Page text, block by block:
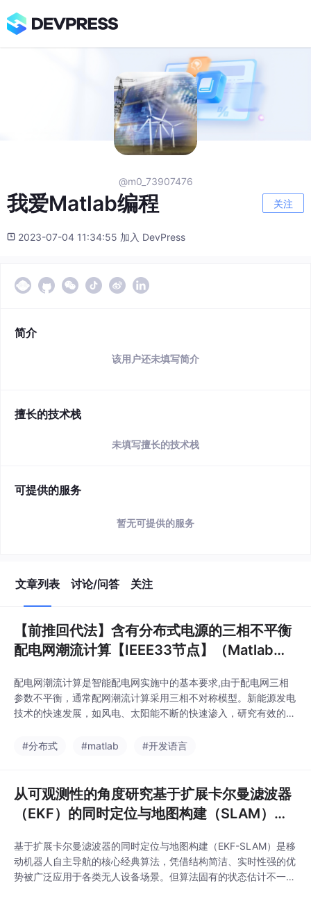
@m0_73907476
我爱Matlab编程 关注
2023-07-04 11:34:55 加入 DevPress
简介
该用户还未填写简介
擅长的技术栈
未填写擅长的技术栈
可提供的服务
暂无可提供的服务
文章列表 讨论/问答 关注
【前推回代法】含有分布式电源的三相不平衡
配电网潮流计算【IEEE33节点】（Matlab代
配电网潮流计算是智能配电网实施中的基本要求,由于配电网三相
参数不平衡，通常配网潮流计算采用三相不对称模型。新能源发电
技术的快速发展，如风电、太阳能不断的快速渗入，研究有效的含
电源接入到配电系统中使其配电网络由放射状无源网络变成了含有
#分布式 #matlab #开发语言
从可观测性的角度研究基于扩展卡尔曼滤波器
（EKF）的同时定位与地图构建（SLAM）中
基于扩展卡尔曼滤波器的同时定位与地图构建（EKF-SLAM）是移
动机器人自主导航的核心经典算法，凭借结构简洁、实时性强的优
势被广泛应用于各类无人设备场景。但算法固有的状态估计不一致